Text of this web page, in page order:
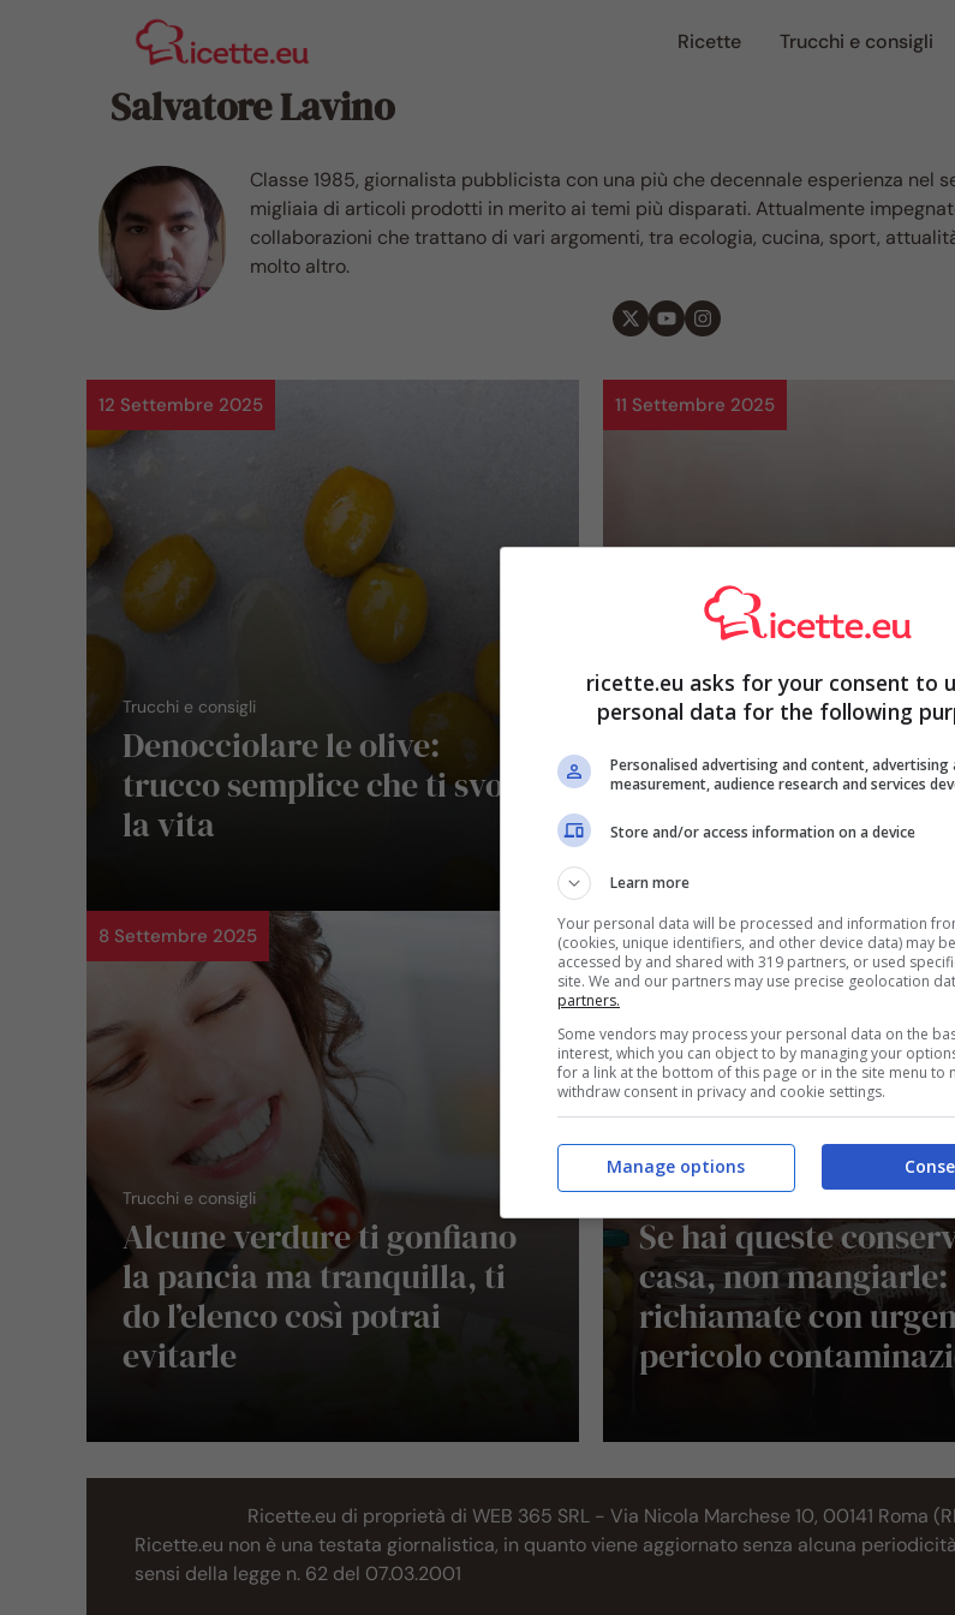
Ricette Trucchi e consigli
Salvatore Lavino
Classe 1985, giornalista pubblicista con una più che decennale esperienza nel
migliaia di articoli prodotti in merito ai temi più disparati. Attualmente
collaborazioni che trattano di vari argomenti, tra ecologia, cucina, sport,
molto altro.
12 Settembre 2025
Trucchi e consigli
Denocciolare le olive:
trucco semplice che ti svolta
la vita
11 Settembre 2025
Trucchi e consigli
congelare oppure
risposta definitiva
8 Settembre 2025
Trucchi e consigli
Alcune verdure ti gonfiano
la pancia ma tranquilla, ti
do l’elenco così potrai
evitarle
8 Settembre 2025
Curiosità
Se hai queste
casa, non mangiarle:
richiamate con
pericolo
Ricette.eu di proprietà di WEB 365 SRL - Via Nicola Marchese 10, 00141 Roma
Ricette.eu non è una testata giornalistica, in quanto viene aggiornato senza alcuna
sensi della legge n. 62 del 07.03.2001
ricette.eu asks for your consent to
personal data for the following
Personalised advertising and content, advertising
measurement, audience research and services
Store and/or access information on a device
Learn more
Your personal data will be processed and information
(cookies, unique identifiers, and other device data) may
accessed by and shared with 319 partners, or used
site. We and our partners may use precise geolocation
partners.
Some vendors may process your personal data on the
interest, which you can object to by managing your
for a link at the bottom of this page or in the site menu to
withdraw consent in privacy and cookie settings.
Manage options